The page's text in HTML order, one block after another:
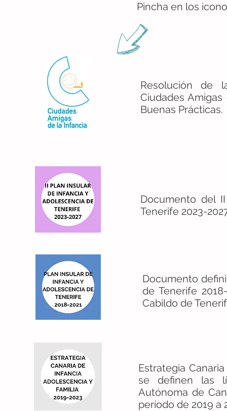
Pincha en los iconos para
Resolución de
Ciudades
Buenas Prácticas.
Documento del
Tenerife 2023-
Documento
de Tenerife
Cabildo de
Estrategia
se definen las
Autónoma de
período de 2019 a